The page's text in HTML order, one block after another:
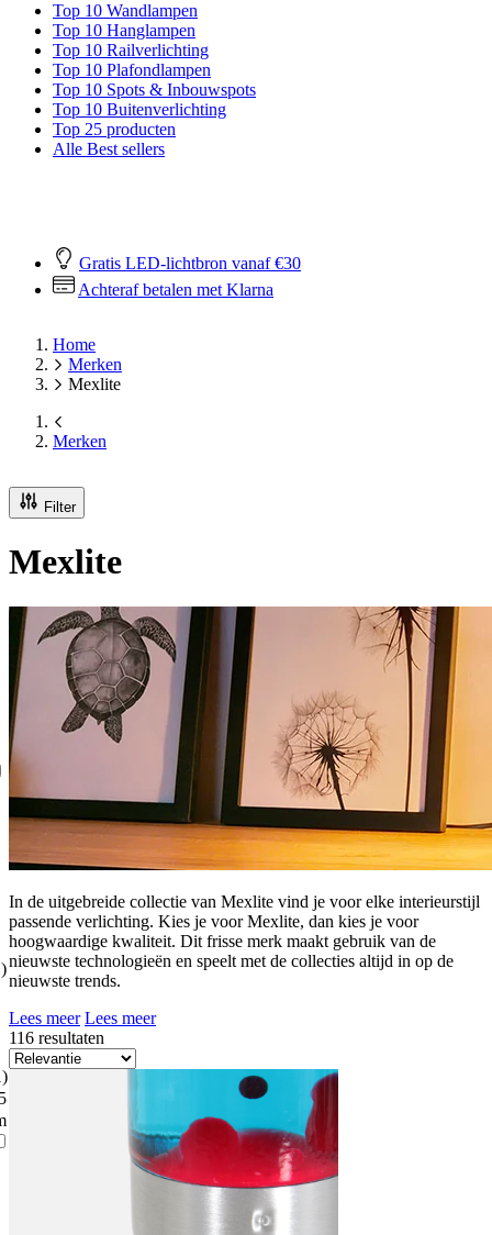
Top 10 Wandlampen
Top 10 Hanglampen
Top 10 Railverlichting
Top 10 Plafondlampen
Top 10 Spots & Inbouwspots
Top 10 Buitenverlichting
Top 25 producten
Alle Best sellers
Gratis LED-lichtbron vanaf €30
Achteraf betalen met Klarna
Home
Merken
Mexlite
Merken
Filter
Mexlite
In de uitgebreide collectie van Mexlite vind je voor elke interieurstijl
passende verlichting. Kies je voor Mexlite, dan kies je voor
hoogwaardige kwaliteit. Dit frisse merk maakt gebruik van de
nieuwste technologieën en speelt met de collecties altijd in op de
nieuwste trends.
Lees meer Lees meer
116 resultaten